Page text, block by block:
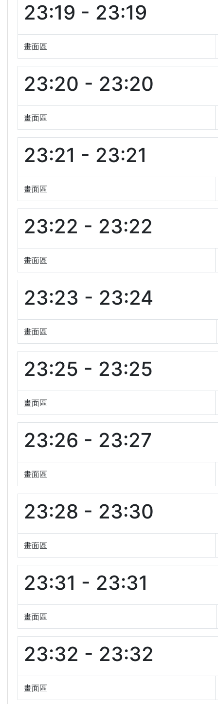
23:19 - 23:19
畫面區
23:20 - 23:20
畫面區
23:21 - 23:21
畫面區
23:22 - 23:22
畫面區
23:23 - 23:24
畫面區
23:25 - 23:25
畫面區
23:26 - 23:27
畫面區
23:28 - 23:30
畫面區
23:31 - 23:31
畫面區
23:32 - 23:32
畫面區